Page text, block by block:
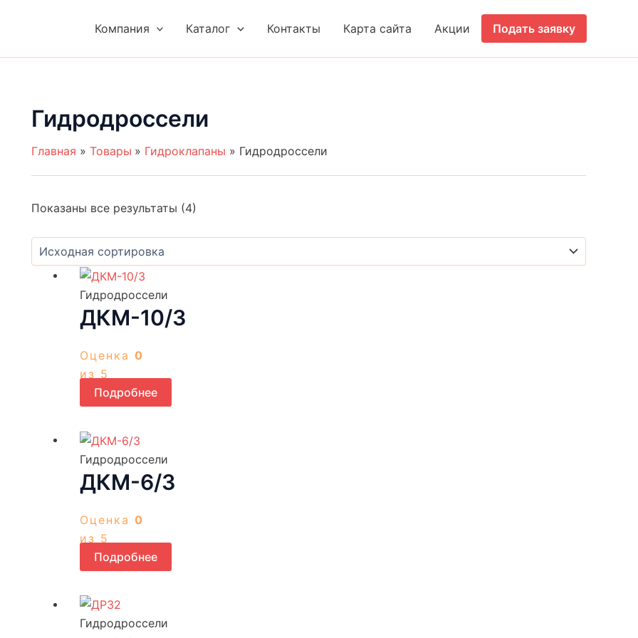
Компания Каталог Контакты Карта сайта Акции Подать заявку
Гидродроссели
Главная Товары Гидроклапаны Гидродроссели
Показаны все результаты (4)
Гидродроссели
ДКМ-10/3
Оценка 0
из 5
Подробнее
Гидродроссели
ДКМ-6/3
Оценка 0
из 5
Подробнее
Гидродроссели